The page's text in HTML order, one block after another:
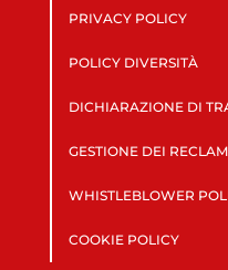
PRIVACY POLICY
POLICY DIVERSITÀ
DICHIARAZIONE DI
GESTIONE DEI
WHISTLEBLOWER
COOKIE POLICY